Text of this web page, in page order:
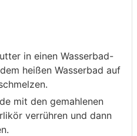
in einen Wasserbad-
heißen Wasserbad auf
mit den gemahlenen
verrühren und dann